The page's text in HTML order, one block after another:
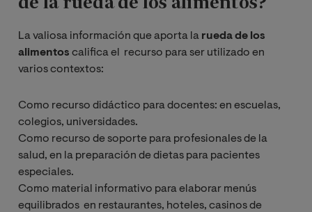
La valiosa información que aporta la rueda de los
alimentos califica el recurso para ser utilizado en
varios contextos:
Como recurso didáctico para docentes: en escuelas,
colegios, universidades.
Como recurso de soporte para profesionales de la
salud, en la preparación de dietas para pacientes
especiales.
Como material informativo para elaborar menús
equilibrados en restaurantes, hoteles, casinos de